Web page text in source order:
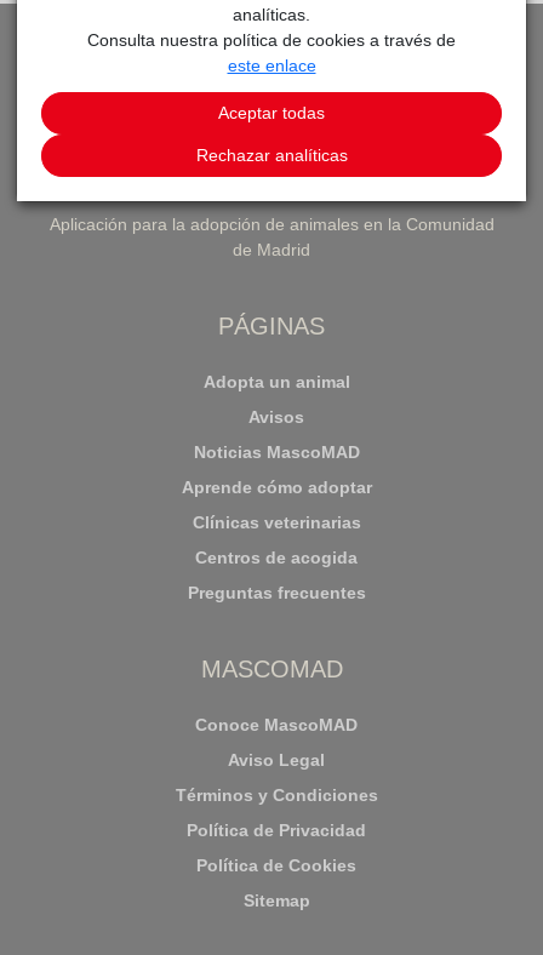
Aplicación para la adopción de animales en la Comunidad
de Madrid
PÁGINAS
Adopta un animal
Avisos
Noticias MascoMAD
Aprende cómo adoptar
Clínicas veterinarias
Centros de acogida
Preguntas frecuentes
MASCOMAD
Conoce MascoMAD
Aviso Legal
Términos y Condiciones
Política de Privacidad
Política de Cookies
Sitemap
analíticas.
Consulta nuestra política de cookies a través de
este enlace
Aceptar todas
Rechazar analíticas